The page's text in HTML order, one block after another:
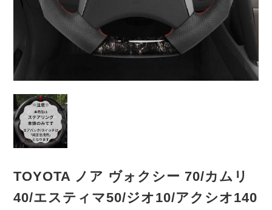
TOYOTA ノア ヴォクシー 70/カムリ
40/エスティマ50/ジオ10/アクシオ140